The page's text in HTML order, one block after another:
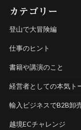
カテゴリー
登山で大冒険編
仕事のヒント
書籍や講演のこと
経営者としての本気ト
輸入ビジネスでB2B卸
越境ECチャレンジ